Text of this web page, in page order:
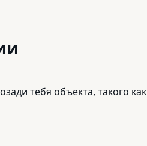
тебя объекта, такого как